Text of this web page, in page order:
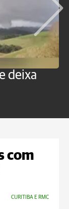
deixa
com
CURITIBA E RMC